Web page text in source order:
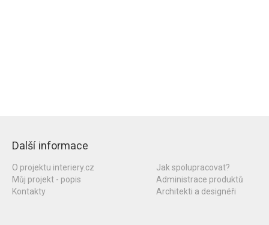
Další informace
O projektu interiery.cz
Můj projekt - popis
Kontakty
Jak spolupracovat?
Administrace produktů
Architekti a designéři